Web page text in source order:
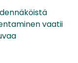
vaatii